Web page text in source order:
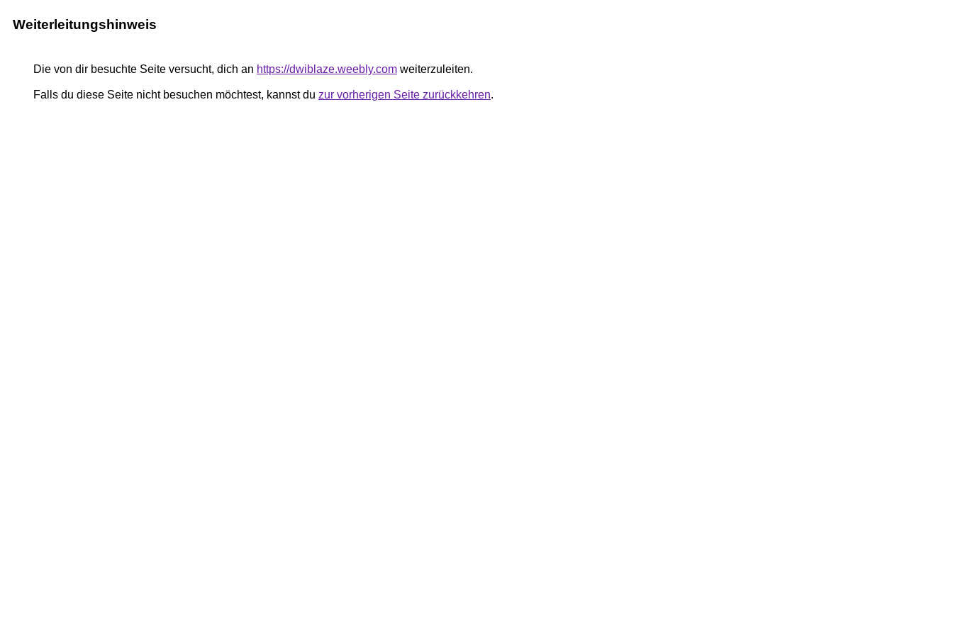
Weiterleitungshinweis
Die von dir besuchte Seite versucht, dich an https://dwiblaze.weebly.com weiterzuleiten.
Falls du diese Seite nicht besuchen möchtest, kannst du zur vorherigen Seite zurückkehren.